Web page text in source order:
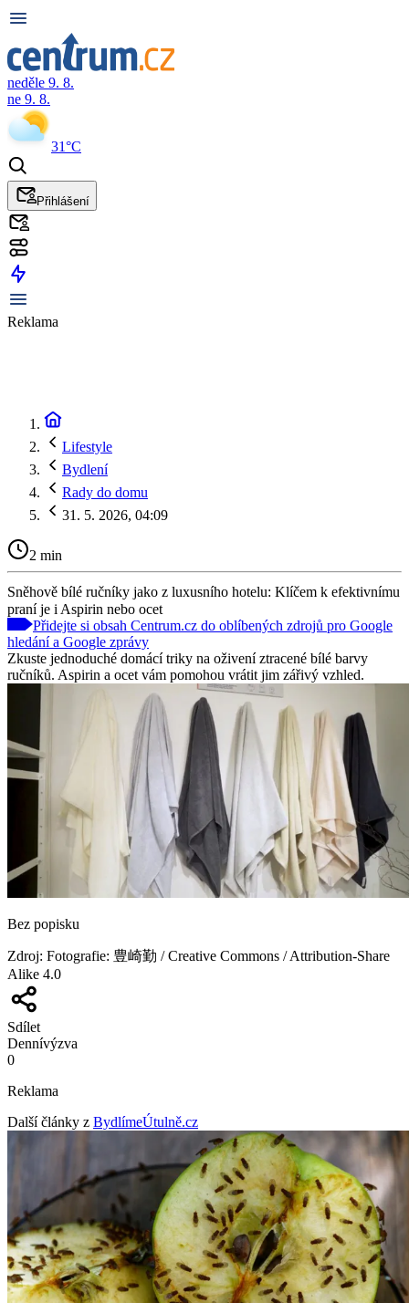
neděle 9. 8.
ne 9. 8.
31°C
Přihlášení
Reklama
Lifestyle
Bydlení
Rady do domu
31. 5. 2026, 04:09
2 min
Sněhově bílé ručníky jako z luxusního hotelu: Klíčem k efektivnímu
praní je i Aspirin nebo ocet
Přidejte si obsah Centrum.cz do oblíbených zdrojů pro Google
hledání a Google zprávy
Zkuste jednoduché domácí triky na oživení ztracené bílé barvy
ručníků. Aspirin a ocet vám pomohou vrátit jim zářivý vzhled.
Bez popisku
Zdroj: Fotografie: 豊崎勤 / Creative Commons / Attribution-Share
Alike 4.0
Sdílet
Dennívýzva
0
Reklama
Další články z BydlímeÚtulně.cz